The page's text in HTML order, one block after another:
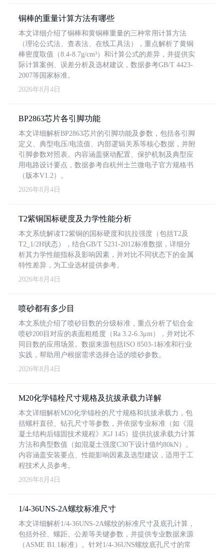
铜棒的重量计算方法有哪些
本文详细介绍了铜棒和黄铜棒重量的三种常用计算方法
（理论公式法、查表法、在线工具法），重点解析了黄铜
棒密度取值（8.4-8.7g/cm³）和计算公式的差异，并提供实
际计算案例、误差分析及选材建议，数据参考GB/T 4423-
2007等国家标准。
2026年8月4日
BP2863芯片各引脚功能
本文详细解析BP2863芯片的引脚功能及参数，包括各引脚
定义、典型电压/电流值、内部逻辑关系等核心数据，并附
引脚参数对照表。内容涵盖驱动配置、保护机制及典型应
用电路设计要点，数据参考自杭州士兰微电子官方规格书
（版本V1.2）。
2026年8月4日
T2紫铜国标硬度及力学性能分析
本文系统解读T2紫铜的国标硬度和抗拉强度（包括T2及
T2_1/2H状态），结合GB/T 5231-2012标准数据，详细分
析其力学性能指标及影响因素，并对比不同状态下的金属
特性差异，为工业选材提供参考。
2026年8月4日
喷砂都有多少目
本文系统介绍了喷砂目数的分级标准，重点分析了铝合金
喷砂200目对应的表面粗糙度（Ra 3.2-6.3μm），并对比不
同目数的应用场景。数据来源包括ISO 8503-1标准和行业
实践，帮助用户根据需求选择合适的喷砂参数。
2026年8月4日
M20化学锚栓尺寸规格及抗拔承载力详解
本文详细解析M20化学锚栓的尺寸规格和抗拔承载力，包
括螺杆直径、钻孔尺寸等参数，并依据专业标准（如《混
凝土结构后锚固技术规程》JGJ 145）提供抗拔承载力计算
方法和典型数值（如混凝土强度C30下设计值约80kN）。
内容涵盖安装要点、性能影响因素及选型建议，适用于工
程技术人员参考。
2026年8月4日
1/4-36UNS-2A螺纹标准尺寸
本文详细解析1/4-36UNS-2A螺纹的标准尺寸及底孔计算，
包括外径、螺距、公差等关键参数，并提供专业数据来源
（ASME B1.1标准）。针对1/4-36UNS螺纹底孔尺寸的常